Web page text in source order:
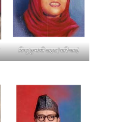
विष्णु कुमारी वाइबा(पारिजात)